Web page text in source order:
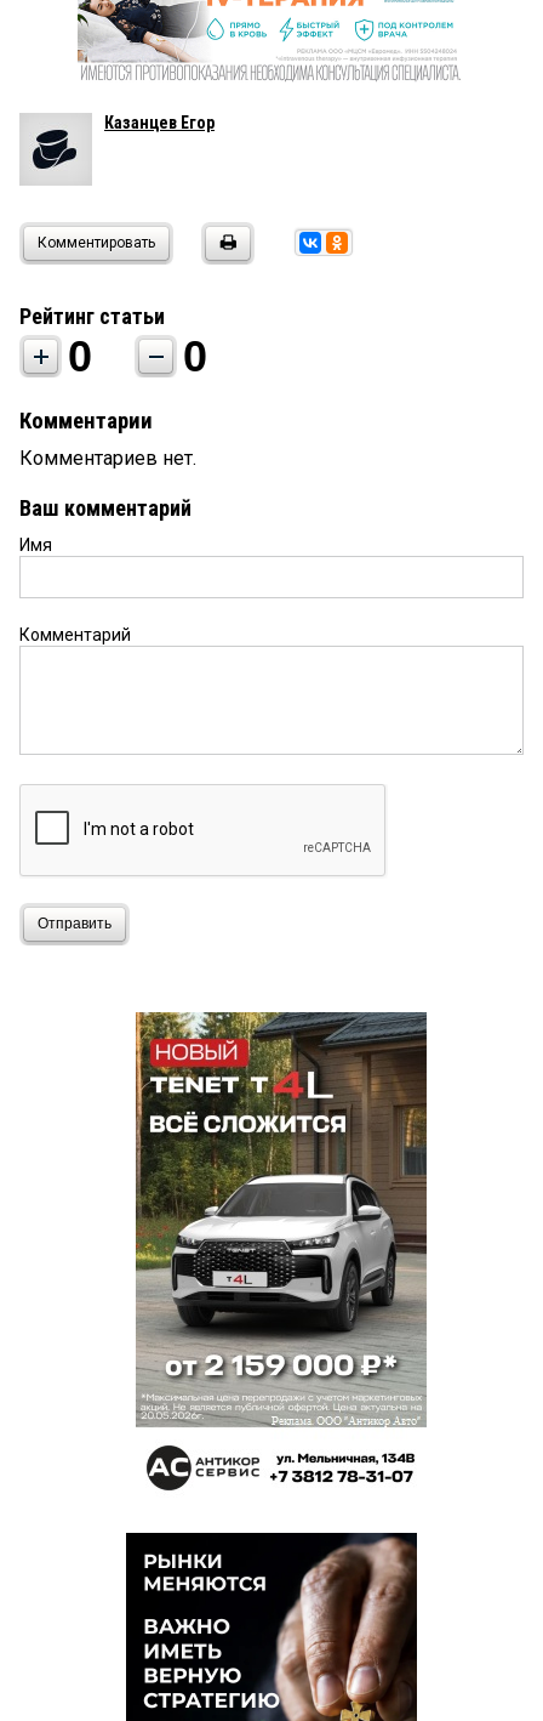
Казанцев Егор
Комментировать
Рейтинг статьи
0 0
Комментарии
Комментариев нет.
Ваш комментарий
Имя
Комментарий
Отправить